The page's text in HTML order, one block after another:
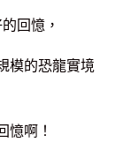
回憶，
模的恐龍實境
憶啊！